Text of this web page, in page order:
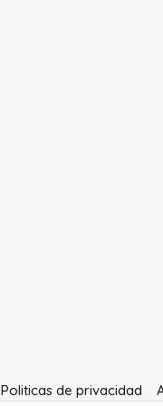
Politicas de privacidad